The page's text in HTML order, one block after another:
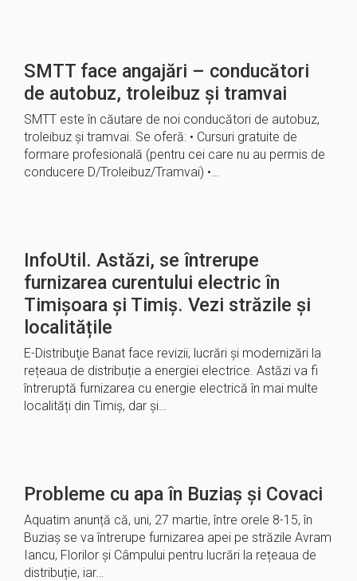
SMTT face angajări – conducători
de autobuz, troleibuz și tramvai
SMTT este în căutare de noi conducători de autobuz,
troleibuz și tramvai. Se oferă: • Cursuri gratuite de
formare profesională (pentru cei care nu au permis de
conducere D/Troleibuz/Tramvai) •…
InfoUtil. Astăzi, se întrerupe
furnizarea curentului electric în
Timișoara și Timiș. Vezi străzile și
localitățile
E-Distribuţie Banat face revizii, lucrări și modernizări la
rețeaua de distribuție a energiei electrice. Astăzi va fi
întreruptă furnizarea cu energie electrică în mai multe
localități din Timiș, dar și…
Probleme cu apa în Buziaș și Covaci
Aquatim anunță că, uni, 27 martie, între orele 8-15, în
Buziaș se va întrerupe furnizarea apei pe străzile Avram
Iancu, Florilor și Câmpului pentru lucrări la rețeaua de
distribuție, iar…